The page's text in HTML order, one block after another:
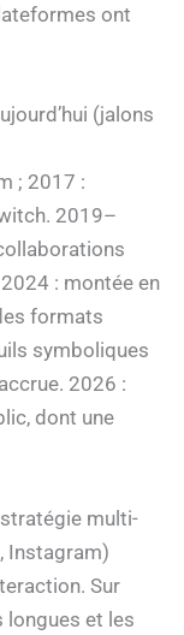
ont
(jalons
; 2017 :
2019–
: montée en
formats
symboliques
2026 :
dont une
multi-
Instagram)
Sur
longues et les